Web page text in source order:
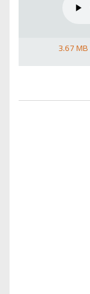
3.67 MB